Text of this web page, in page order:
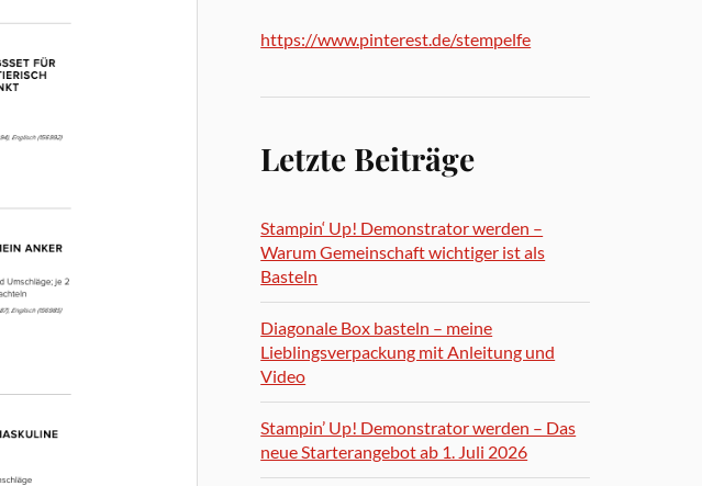
https://www.pinterest.de/stempelfe
Letzte Beiträge
Stampin‘ Up! Demonstrator werden –
Warum Gemeinschaft wichtiger ist als
Basteln
Diagonale Box basteln – meine
Lieblingsverpackung mit Anleitung und
Video
Stampin’ Up! Demonstrator werden – Das
neue Starterangebot ab 1. Juli 2026